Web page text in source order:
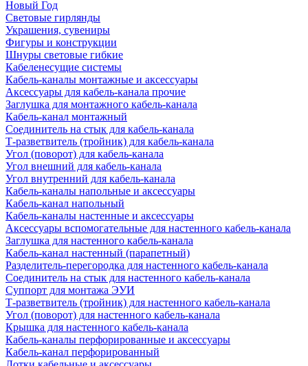
Новый Год
Световые гирлянды
Украшения, сувениры
Фигуры и конструкции
Шнуры световые гибкие
Кабеленесущие системы
Кабель-каналы монтажные и аксессуары
Аксессуары для кабель-канала прочие
Заглушка для монтажного кабель-канала
Кабель-канал монтажный
Соединитель на стык для кабель-канала
Т-разветвитель (тройник) для кабель-канала
Угол (поворот) для кабель-канала
Угол внешний для кабель-канала
Угол внутренний для кабель-канала
Кабель-каналы напольные и аксессуары
Кабель-канал напольный
Кабель-каналы настенные и аксессуары
Аксессуары вспомогательные для настенного кабель-канала
Заглушка для настенного кабель-канала
Кабель-канал настенный (парапетный)
Разделитель-перегородка для настенного кабель-канала
Соединитель на стык для настенного кабель-канала
Суппорт для монтажа ЭУИ
Т-разветвитель (тройник) для настенного кабель-канала
Угол (поворот) для настенного кабель-канала
Крышка для настенного кабель-канала
Кабель-каналы перфорированные и аксессуары
Кабель-канал перфорированный